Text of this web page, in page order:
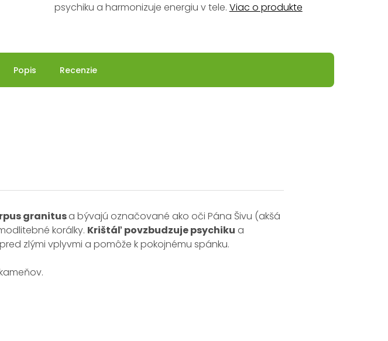
psychiku a harmonizuje energiu v tele. Viac o produkte
Popis Recenzie
granitusa bývajú označované ako oči Pána Šivu (akšá
korálky. Krištáľ povzbudzuje psychiku a
zlými vplyvmi a pomôže k pokojnému spánku.